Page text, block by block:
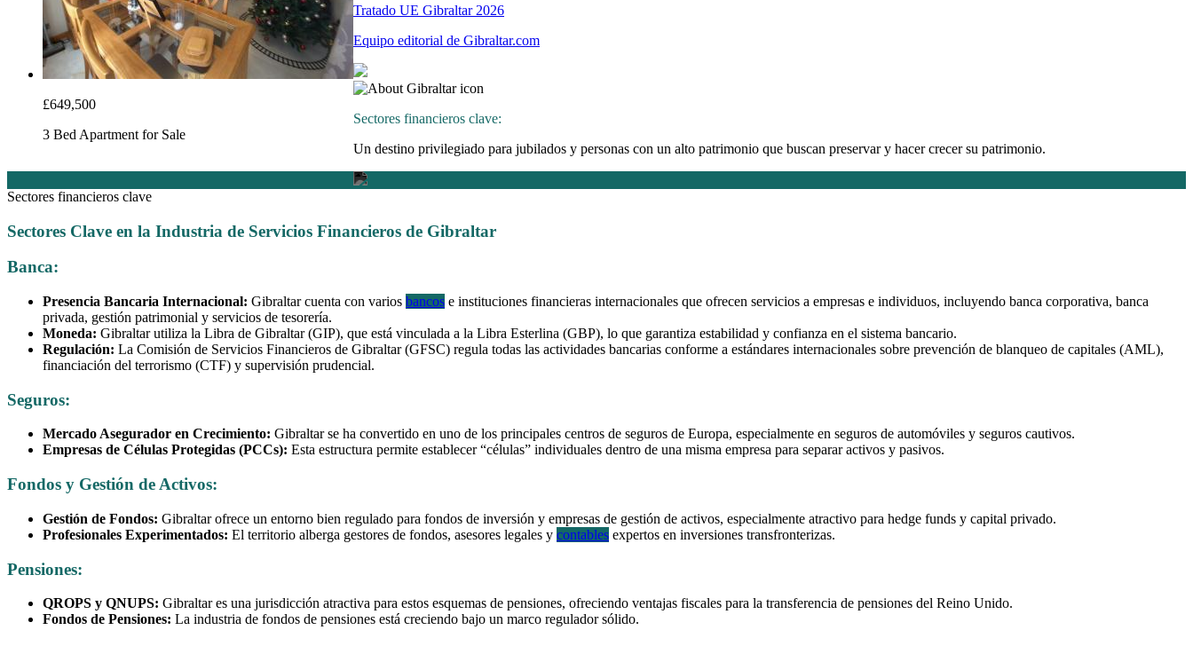
£649,500
3 Bed Apartment for Sale
Tratado UE Gibraltar 2026
Equipo editorial de Gibraltar.com
Sectores financieros clave:
Un destino privilegiado para jubilados y personas con un alto patrimonio que buscan preservar y hacer crecer su patrimonio.
Sectores financieros clave
Sectores Clave en la Industria de Servicios Financieros de Gibraltar
Banca:
Presencia Bancaria Internacional: Gibraltar cuenta con varios bancos e instituciones financieras internacionales que ofrecen servicios a empresas e individuos, incluyendo banca corporativa, banca
privada, gestión patrimonial y servicios de tesorería.
Moneda: Gibraltar utiliza la Libra de Gibraltar (GIP), que está vinculada a la Libra Esterlina (GBP), lo que garantiza estabilidad y confianza en el sistema bancario.
Regulación: La Comisión de Servicios Financieros de Gibraltar (GFSC) regula todas las actividades bancarias conforme a estándares internacionales sobre prevención de blanqueo de capitales (AML),
financiación del terrorismo (CTF) y supervisión prudencial.
Seguros:
Mercado Asegurador en Crecimiento: Gibraltar se ha convertido en uno de los principales centros de seguros de Europa, especialmente en seguros de automóviles y seguros cautivos.
Empresas de Células Protegidas (PCCs): Esta estructura permite establecer “células” individuales dentro de una misma empresa para separar activos y pasivos.
Fondos y Gestión de Activos:
Gestión de Fondos: Gibraltar ofrece un entorno bien regulado para fondos de inversión y empresas de gestión de activos, especialmente atractivo para hedge funds y capital privado.
Profesionales Experimentados: El territorio alberga gestores de fondos, asesores legales y contables expertos en inversiones transfronterizas.
Pensiones:
QROPS y QNUPS: Gibraltar es una jurisdicción atractiva para estos esquemas de pensiones, ofreciendo ventajas fiscales para la transferencia de pensiones del Reino Unido.
Fondos de Pensiones: La industria de fondos de pensiones está creciendo bajo un marco regulador sólido.